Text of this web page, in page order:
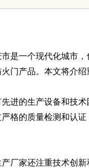
是一个现代化城市
门产品。本文将介
进的生产设备和技
格的质量检测和认
厂家还注重技术创